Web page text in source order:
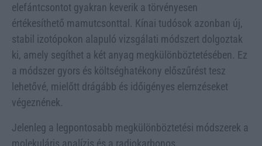
elefántcsontot gyakran keverik a törvényesen
értékesíthető mamutcsonttal. Kínai tudósok azonban új,
stabil izotópokon alapuló vizsgálati módszert dolgoztak
ki, amely segíthet a két anyag megkülönböztetésében. Ez
a módszer gyors és költséghatékony előszűrést tesz
lehetővé, mielőtt drágább és időigényes elemzéseket
végeznének.
Jelenleg a legpontosabb megkülönböztetési módszerek a
molekuláris analízis és a radiokarbonos